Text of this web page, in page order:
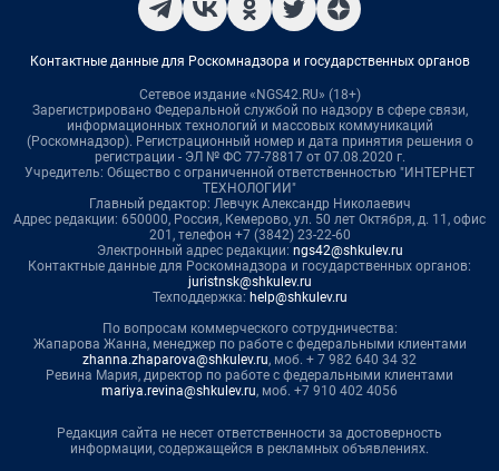
Контактные данные для Роскомнадзора и государственных органов
Сетевое издание «NGS42.RU» (18+)
Зарегистрировано Федеральной службой по надзору в сфере связи,
информационных технологий и массовых коммуникаций
(Роскомнадзор). Регистрационный номер и дата принятия решения о
регистрации - ЭЛ № ФС 77-78817 от 07.08.2020 г.
Учредитель: Общество с ограниченной ответственностью "ИНТЕРНЕТ
ТЕХНОЛОГИИ"
Главный редактор: Левчук Александр Николаевич
Адрес редакции: 650000, Россия, Кемерово, ул. 50 лет Октября, д. 11, офис
201, телефон +7 (3842) 23-22-60
Электронный адрес редакции: ngs42@shkulev.ru
Контактные данные для Роскомнадзора и государственных органов:
juristnsk@shkulev.ru
Техподдержка: help@shkulev.ru
По вопросам коммерческого сотрудничества:
Жапарова Жанна, менеджер по работе с федеральными клиентами
zhanna.zhaparova@shkulev.ru, моб. + 7 982 640 34 32
Ревина Мария, директор по работе с федеральными клиентами
mariya.revina@shkulev.ru, моб. +7 910 402 4056
Редакция сайта не несет ответственности за достоверность
информации, содержащейся в рекламных объявлениях.